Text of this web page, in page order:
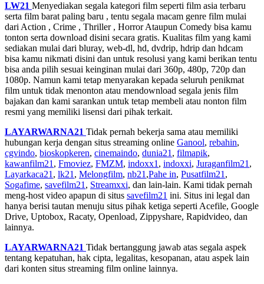
LW21 Menyediakan segala kategori film seperti film asia terbaru
serta film barat paling baru , tentu segala macam genre film mulai
dari Action , Crime , Thriller , Horror Ataupun Comedy bisa kamu
tonton serta download disini secara gratis. Kualitas film yang kami
sediakan mulai dari bluray, web-dl, hd, dvdrip, hdrip dan hdcam
bisa kamu nikmati disini dan untuk resolusi yang kami berikan tentu
bisa anda pilih sesuai keinginan mulai dari 360p, 480p, 720p dan
1080p. Namun kami tetap menyarakan kepada seluruh penikmat
film untuk tidak menonton atau mendownload segala jenis film
bajakan dan kami sarankan untuk tetap membeli atau nonton film
resmi yang memiliki lisensi dari pihak terkait.
LAYARWARNA21 Tidak pernah bekerja sama atau memiliki
hubungan kerja dengan situs streaming online Ganool, rebahin,
cgvindo, bioskopkeren, cinemaindo, dunia21 , filmapik,
kawanfilm21 , Fmoviez, FMZM, indoxx1 , indoxxi, Juraganfilm21 ,
Layarkaca21 , lk21 , Melongfilm, nb21 ,Pahe in, Pusatfilm21 ,
Sogafime, savefilm21 , Streamxxi, dan lain-lain. Kami tidak pernah
meng-host video apapun di situs savefilm21 ini. Situs ini legal dan
hanya berisi tautan menuju situs pihak ketiga seperti Acefile, Google
Drive, Uptobox, Racaty, Openload, Zippyshare, Rapidvideo, dan
lainnya.
LAYARWARNA21 Tidak bertanggung jawab atas segala aspek
tentang kepatuhan, hak cipta, legalitas, kesopanan, atau aspek lain
dari konten situs streaming film online lainnya.